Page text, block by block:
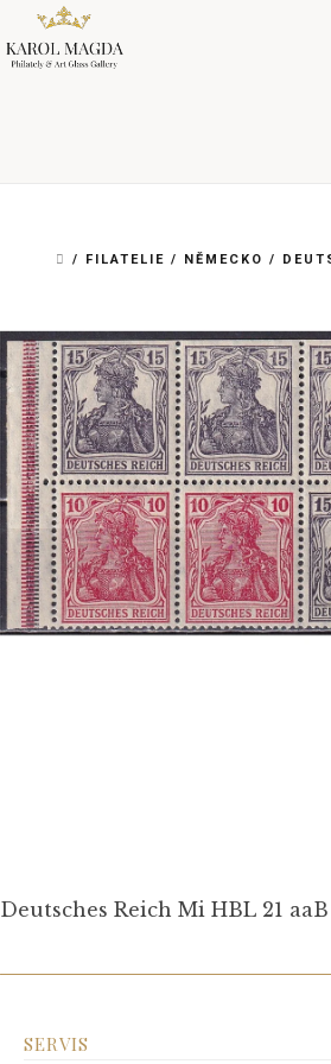
DOMŮ
/ FILATELIE / NĚMECKO /
Deutsches Reich Mi HBL 21 aaB
SERVIS